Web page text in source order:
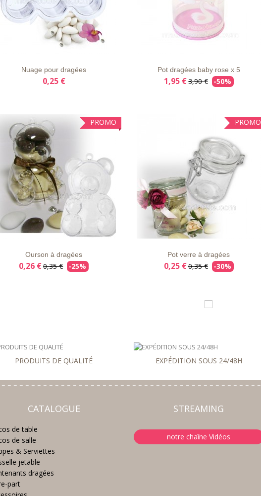
APERÇU
RAPIDE
DÉTAILS
Nuage pour dragées
0,25 €
APERÇU
Pot dragées baby rose x 5
1,95 €3,90 € -50%
PROMO
LISTE
D'ENVIE
APERÇU
RAPIDE
DÉTAILS
Ourson à dragées
0,26 €0,35 € -25%
PROMO
LISTE
D'ENVIE
APERÇU
RAPIDE
Pot verre à dragées
0,25 €0,35 € -30%
PRODUITS DE QUALITÉ EXPÉDITION SOUS 24/48H
CATALOGUE
de table
de salle
& Serviettes
jetable
dragées
part
STREAMING
notre chaîne Vidéos